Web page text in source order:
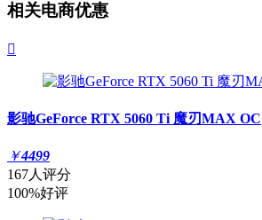
相关电商优惠

影驰GeForce RTX 5060 Ti 魔刃MAX OC
￥4499
167人评分
100%好评